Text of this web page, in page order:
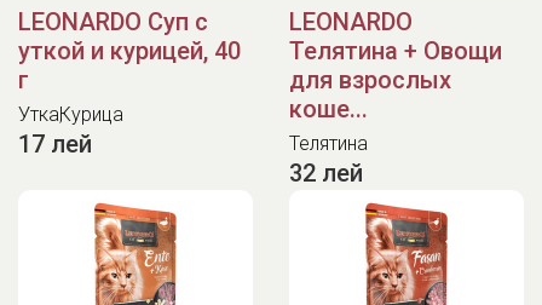
LEONARDO Суп с
уткой и курицей, 40
г
УткаКурица
17 лей
LEONARDO
Телятина + Овощи
для взрослых
коше...
Телятина
32 лей